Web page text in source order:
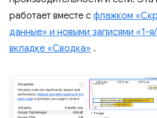
работает вместе с флажком
данные» и новыми записями «1-
вкладке «Сводка» .